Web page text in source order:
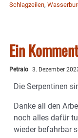
Schlagzeilen,
Ein
Petralo 3. Dezember
Die Serpentinen
Danke all den
noch alles dafür
wieder befahrbar